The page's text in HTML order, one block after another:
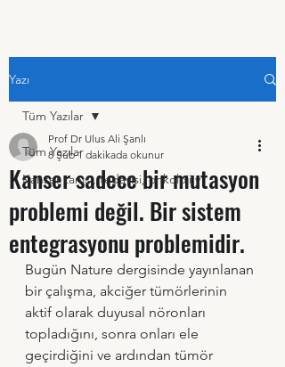
Yazı
Tüm Yazılar
Kanser tanısı, tedavisi, onkoloji y
Tüm Yazılar
Kanser sadece bir mutasyon
problemi değil. Bir sistem
entegrasyonu problemidir.
Prof Dr Ulus Ali Şanlı
8 Şub 1 dakikada okunur
Bugün Nature dergisinde yayınlanan
bir çalışma, akciğer tümörlerinin
aktif olarak duyusal nöronları
topladığını, sonra onları ele
geçirdiğini ve ardından tümör